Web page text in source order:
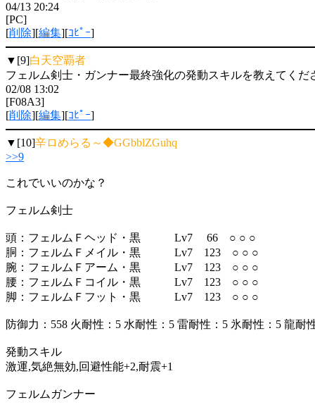
04/13 20:24
[PC]
[削除][編集][ｺﾋﾟｰ]
▼[9]白天空覇者
フェルム剣士・ガンナー最終強化の発動スキルを教えてくだ
02/08 13:02
[F08A3]
[削除][編集][ｺﾋﾟｰ]
▼[10]辛ロめらる～◆GGbblZGuhq
>>9
これでいいのかな？
フェルム剣士
頭：フェルムＦヘッド・黒 Lv7 66 ○ ○ ○
胴：フェルムＦメイル・黒 Lv7 123 ○ ○ ○
腕：フェルムＦアーム・黒 Lv7 123 ○ ○ ○
腰：フェルムＦコイル・黒 Lv7 123 ○ ○ ○
脚：フェルムＦフット・黒 Lv7 123 ○ ○ ○
防御力：558 火耐性：5 水耐性：5 雷耐性：5 氷耐性：5 龍耐
発動スキル
激運,気絶無効,回避性能+2,耐震+1
フェルムガンナー